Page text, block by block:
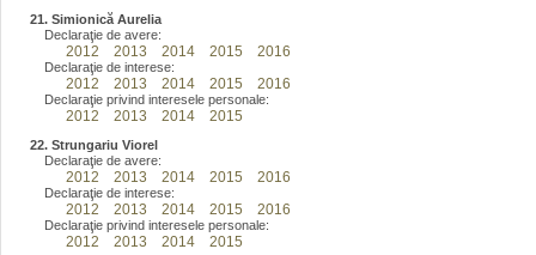
21. Simionică Aurelia
Declaraţie de avere:
2012 2013 2014 2015 2016
Declaraţie de interese:
2012 2013 2014 2015 2016
Declaraţie privind interesele personale:
2012 2013 2014 2015
22. Strungariu Viorel
Declaraţie de avere:
2012 2013 2014 2015 2016
Declaraţie de interese:
2012 2013 2014 2015 2016
Declaraţie privind interesele personale:
2012 2013 2014 2015